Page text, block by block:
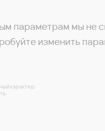
параметрам мы не
изменить
характер.